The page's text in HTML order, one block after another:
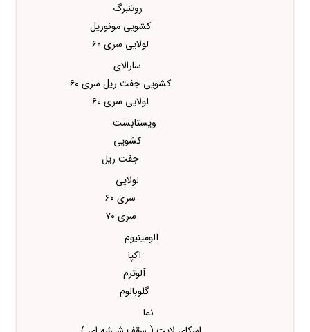
روتنبرگ
کشویی مونوریل
لولایی سری ۶۰
سارالای
کشویی جفت ریل سری ۶۰
لولایی سری ۶۰
ویستابست
کشویی
جفت ریل
لولایی
سری ۶۰
سری ۷۰
آلومینیوم
آکپا
آلوترم
گلوبالوم
نما